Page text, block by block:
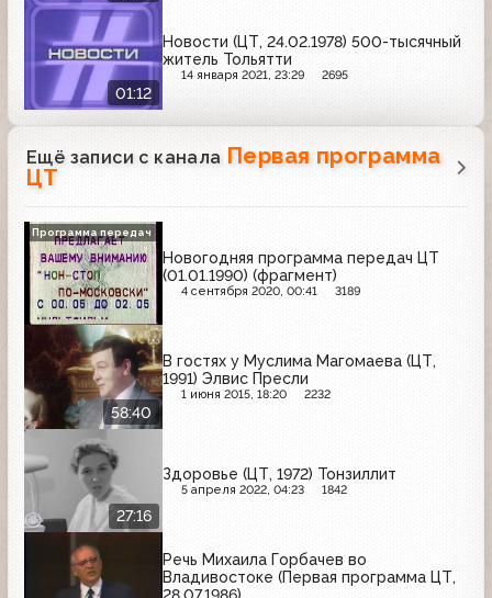
01:12
Новости (ЦТ, 24.02.1978) 500-тысячный
житель Тольятти
14 января 2021, 23:29 2695
Ещё записи с канала Первая программа
ЦТ
Новогодняя программа передач ЦТ
(01.01.1990) (фрагмент)
4 сентября 2020, 00:41 3189
Программа передач
58:40
В гостях у Муслима Магомаева (ЦТ,
1991) Элвис Пресли
1 июня 2015, 18:20 2232
27:16
Здоровье (ЦТ, 1972) Тонзиллит
5 апреля 2022, 04:23 1842
Речь Михаила Горбачев во
Владивостоке (Первая программа ЦТ,